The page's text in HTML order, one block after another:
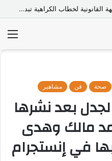
مصطفى الحداد المحامى: المواجهة القانونية لخطاب الكراهية تبدأ بتشريع واضح ووعي مجتمعي
صحة فن مشاهير
بعد نشرها
مالك وهدى
في إنستجرام